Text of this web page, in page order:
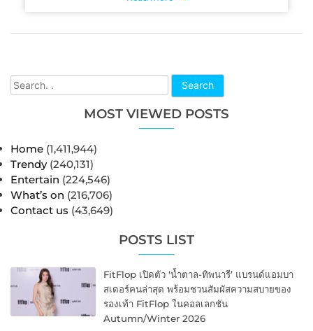
Search
MOST VIEWED POSTS
Home (1,411,944)
Trendy (240,131)
Entertain (224,546)
What’s on (216,706)
Contact us (43,649)
POSTS LIST
FitFlop เปิดตัว ‘น้ำตาล-ทิพนารี’ แบรนด์แอมบา
สเดอร์คนล่าสุด พร้อมชวนสัมผัสความสบายของ
รองเท้า FitFlop ในคอลเลกชัน
Autumn/Winter 2026